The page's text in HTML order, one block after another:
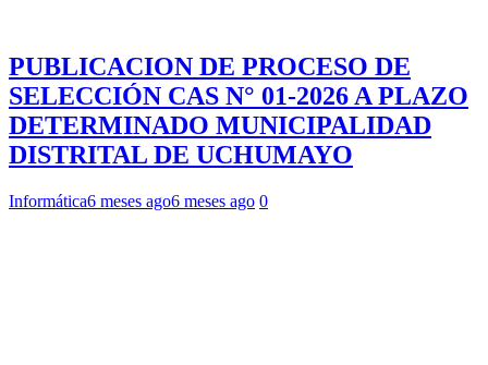
PUBLICACION DE PROCESO DE
SELECCIÓN CAS N° 01-2026 A PLAZO
DETERMINADO MUNICIPALIDAD
DISTRITAL DE UCHUMAYO
Informática6 meses ago6 meses ago 0